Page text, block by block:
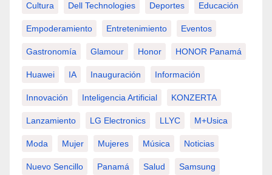
Cultura Dell Technologies Deportes Educación
Empoderamiento Entretenimiento Eventos
Gastronomía Glamour Honor HONOR Panamá
Huawei IA Inauguración Información
Innovación Inteligencia Artificial KONZERTA
Lanzamiento LG Electronics LLYC M+usica
Moda Mujer Mujeres Música Noticias
Nuevo Sencillo Panamá Salud Samsung